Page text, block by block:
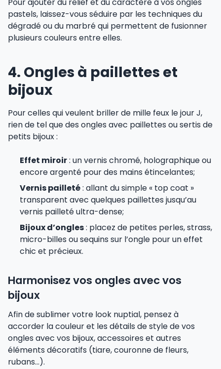
pastels, laissez-vous séduire par les techniques du
dégradé ou du marbré qui permettent de fusionner
plusieurs couleurs entre elles.
4. Ongles à paillettes et
bijoux
Pour celles qui veulent briller de mille feux le jour J,
rien de tel que des ongles avec paillettes ou sertis de
petits bijoux :
Effet miroir: un vernis chromé, holographique ou
encore argenté pour des mains étincelantes;
Vernis pailleté: allant du simple « top coat »
transparent avec quelques paillettes jusqu’au
vernis pailleté ultra-dense;
Bijoux d’ongles: placez de petites perles, strass,
micro-billes ou sequins sur l’ongle pour un effet
chic et précieux.
Harmonisez vos ongles avec vos
bijoux
Afin de sublimer votre look nuptial, pensez à
accorder la couleur et les détails de style de vos
ongles avec vos bijoux, accessoires et autres
éléments décoratifs (tiare, couronne de fleurs,
rubans…).